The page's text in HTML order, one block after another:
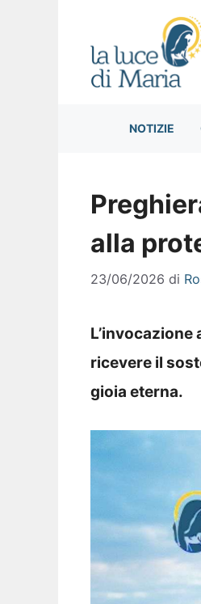
NOTIZIE
alla
23/06/2026 di
ricevere il
gioia eterna.